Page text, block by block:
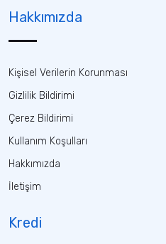
Hakkımızda
Kişisel Verilerin Korunması
Gizlilik Bildirimi
Çerez Bildirimi
Kullanım Koşulları
Hakkımızda
İletişim
Kredi